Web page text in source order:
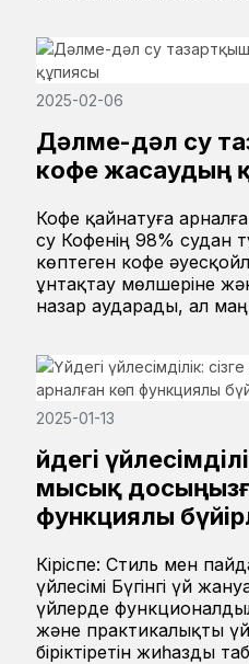
2025-02-06
Дәлме-дәл су
кофе жасаудың
Кофе қайнатуға
су Кофенің 98% судан
көптеген кофе
ұнтақтау мөлшеріне
назар аударады, ал
2025-01-13
Үйдегі
мысық
функциялы
Кіріспе: Стиль мен
үйлесімі Бүгінгі үй
үйлерде
және практикалықты
біріктіретін жиһазды